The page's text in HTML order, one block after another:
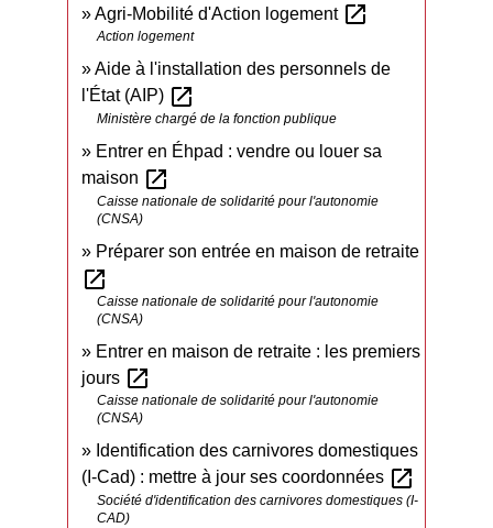
Agri-Mobilité d'Action logement open_in_new
Action logement
Aide à l'installation des personnels de
l'État (AIP) open_in_new
Ministère chargé de la fonction publique
Entrer en Éhpad : vendre ou louer sa
maison open_in_new
Caisse nationale de solidarité pour l'autonomie
(CNSA)
Préparer son entrée en maison de retraite
open_in_new
Caisse nationale de solidarité pour l'autonomie
(CNSA)
Entrer en maison de retraite : les premiers
jours open_in_new
Caisse nationale de solidarité pour l'autonomie
(CNSA)
Identification des carnivores domestiques
(I-Cad) : mettre à jour ses coordonnées open_in_new
Société d'identification des carnivores domestiques (I-
CAD)